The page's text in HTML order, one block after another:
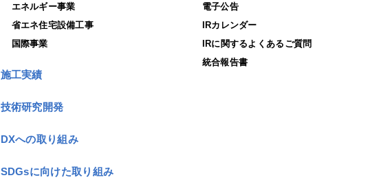
エネルギー事業
省エネ住宅設備工事
国際事業
施工実績
技術研究開発
DXへの取り組み
SDGsに向けた取り組み
電子公告
IRカレンダー
IRに関するよくあるご質問
統合報告書